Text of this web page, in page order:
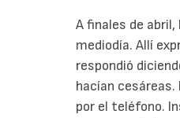
A finales de
mediodía. Allí
respondió
hacían
por el teléfono.